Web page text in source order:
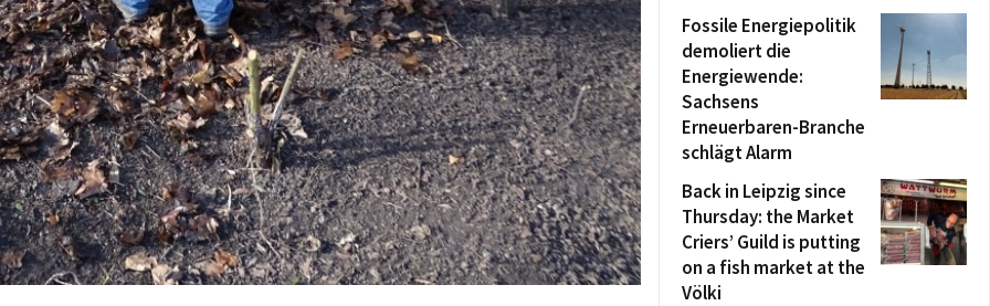
Fossile Energiepolitik
demoliert die
Energiewende:
Sachsens
Erneuerbaren-Branche
schlägt Alarm
Back in Leipzig since
Thursday: the Market
Criers’ Guild is putting
on a fish market at the
Völki